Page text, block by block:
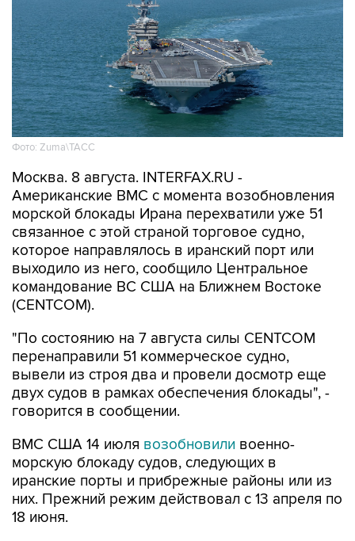
Фото: Zuma\ТАСС
Москва. 8 августа. INTERFAX.RU -
Американские ВМС с момента возобновления
морской блокады Ирана перехватили уже 51
связанное с этой страной торговое судно,
которое направлялось в иранский порт или
выходило из него, сообщило Центральное
командование ВС США на Ближнем Востоке
(CENTCOM).
"По состоянию на 7 августа силы CENTCOM
перенаправили 51 коммерческое судно,
вывели из строя два и провели досмотр еще
двух судов в рамках обеспечения блокады", -
говорится в сообщении.
ВМС США 14 июля возобновили военно-
морскую блокаду судов, следующих в
иранские порты и прибрежные районы или из
них. Прежний режим действовал с 13 апреля по
18 июня.